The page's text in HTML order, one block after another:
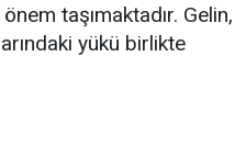
taşımaktadır. Gelin,
yükü birlikte